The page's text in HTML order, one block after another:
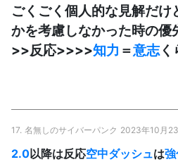
ごくごく個人的な見解だけ
かを考慮しなかった時の優
>>反応>>>>知力 ＝意志く
17. 名無しのサイバーパンク 2023年10月
2.0以降は反応空中ダッシュは